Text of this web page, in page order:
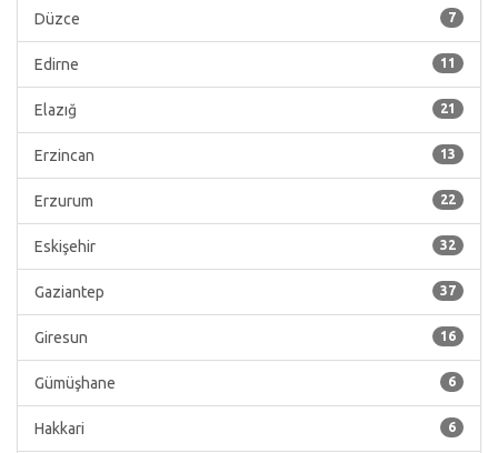
7
Düzce
11
Edirne
21
Elazığ
13
Erzincan
22
Erzurum
32
Eskişehir
37
Gaziantep
16
Giresun
6
Gümüşhane
6
Hakkari